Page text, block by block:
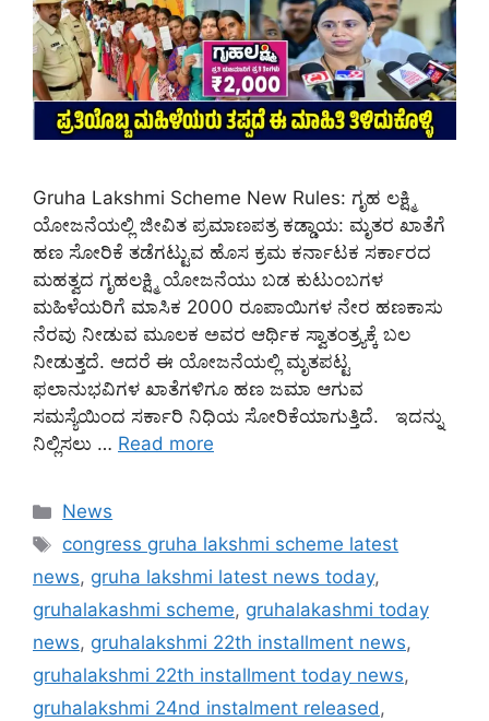
Gruha Lakshmi Scheme New Rules: ಗೃಹ ಲಕ್ಷ್ಮಿ
ಯೋಜನೆಯಲ್ಲಿ ಜೀವಿತ ಪ್ರಮಾಣಪತ್ರ ಕಡ್ಡಾಯ: ಮೃತರ ಖಾತೆಗೆ
ಹಣ ಸೋರಿಕೆ ತಡೆಗಟ್ಟುವ ಹೊಸ ಕ್ರಮ ಕರ್ನಾಟಕ ಸರ್ಕಾರದ
ಮಹತ್ವದ ಗೃಹಲಕ್ಷ್ಮಿ ಯೋಜನೆಯು ಬಡ ಕುಟುಂಬಗಳ
ಮಹಿಳೆಯರಿಗೆ ಮಾಸಿಕ 2000 ರೂಪಾಯಿಗಳ ನೇರ ಹಣಕಾಸು
ನೆರವು ನೀಡುವ ಮೂಲಕ ಅವರ ಆರ್ಥಿಕ ಸ್ವಾತಂತ್ರ್ಯಕ್ಕೆ ಬಲ
ನೀಡುತ್ತದೆ. ಆದರೆ ಈ ಯೋಜನೆಯಲ್ಲಿ ಮೃತಪಟ್ಟ
ಫಲಾನುಭವಿಗಳ ಖಾತೆಗಳಿಗೂ ಹಣ ಜಮಾ ಆಗುವ
ಸಮಸ್ಯೆಯಿಂದ ಸರ್ಕಾರಿ ನಿಧಿಯ ಸೋರಿಕೆಯಾಗುತ್ತಿದೆ. ಇದನ್ನು
ನಿಲ್ಲಿಸಲು … Read more
Categories
News
Tags
congress gruha lakshmi scheme latest
news, gruha lakshmi latest news today,
gruhalakashmi scheme, gruhalakashmi today
news, gruhalakshmi 22th installment news,
gruhalakshmi 22th installment today news,
gruhalakshmi 24nd instalment released,